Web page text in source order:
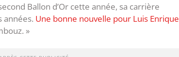
Ballon d’Or cette année, sa carrière
années. Une bonne nouvelle pour Luis Enrique
»